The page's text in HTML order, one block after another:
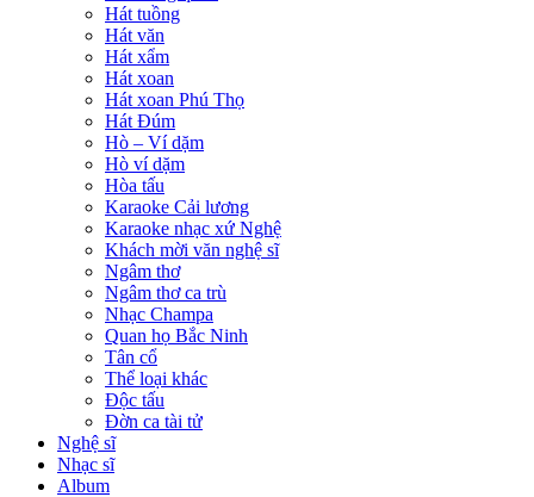
Hát tuồng
Hát văn
Hát xẩm
Hát xoan
Hát xoan Phú Thọ
Hát Đúm
Hò – Ví dặm
Hò ví dặm
Hòa tấu
Karaoke Cải lương
Karaoke nhạc xứ Nghệ
Khách mời văn nghệ sĩ
Ngâm thơ
Ngâm thơ ca trù
Nhạc Champa
Quan họ Bắc Ninh
Tân cổ
Thể loại khác
Độc tấu
Đờn ca tài tử
Nghệ sĩ
Nhạc sĩ
Album